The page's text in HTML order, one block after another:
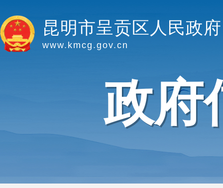
昆明市呈贡区人民政府
www.kmcg.gov.cn
政府